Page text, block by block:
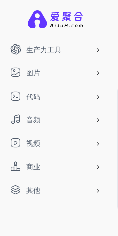
生产力工具
图片
代码
音频
视频
商业
其他